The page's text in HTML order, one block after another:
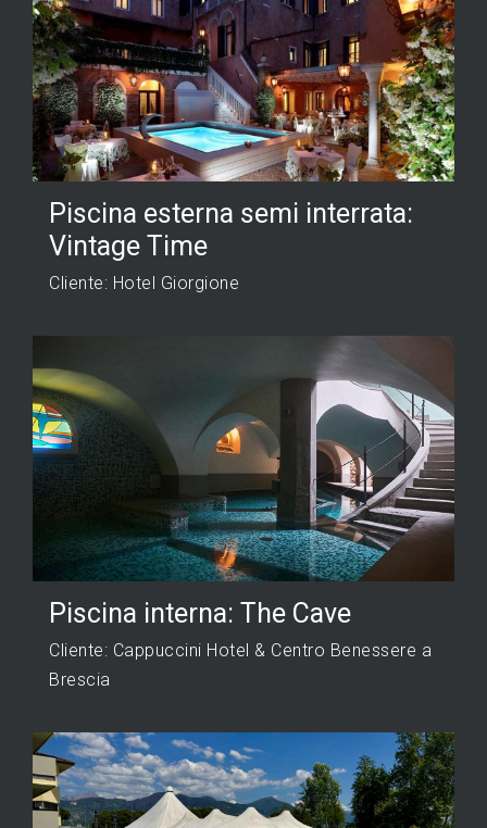
Piscina esterna semi interrata:
Vintage Time
Cliente: Hotel Giorgione
Piscina interna: The Cave
Cliente: Cappuccini Hotel & Centro Benessere a
Brescia